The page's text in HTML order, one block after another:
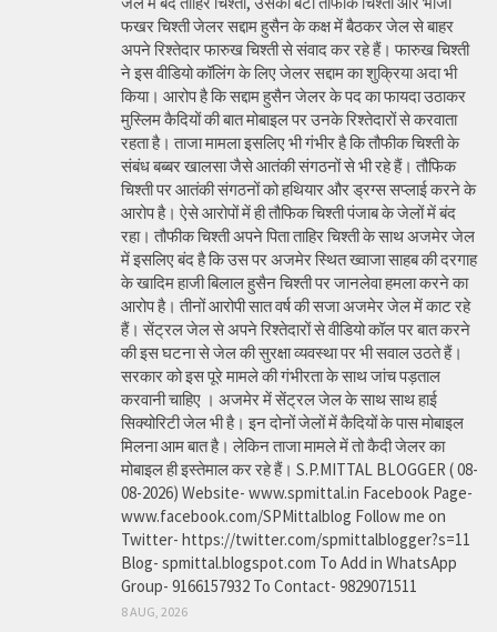
फखर चिश्ती जेलर सद्दाम हुसैन के कक्ष में बैठकर जेल से बाहर
अपने रिश्तेदार फारुख चिश्ती से संवाद कर रहे हैं। फारुख चिश्ती
ने इस वीडियो कॉलिंग के लिए जेलर सद्दाम का शुक्रिया अदा भी
किया। आरोप है कि सद्दाम हुसैन जेलर के पद का फायदा उठाकर
मुस्लिम कैदियों की बात मोबाइल पर उनके रिश्तेदारों से करवाता
रहता है। ताजा मामला इसलिए भी गंभीर है कि तौफीक चिश्ती के
संबंध बब्बर खालसा जैसे आतंकी संगठनों से भी रहे हैं। तौफिक
चिश्ती पर आतंकी संगठनों को हथियार और ड्रग्स सप्लाई करने के
आरोप है। ऐसे आरोपों में ही तौफिक चिश्ती पंजाब के जेलों में बंद
रहा। तौफीक चिश्ती अपने पिता ताहिर चिश्ती के साथ अजमेर जेल
में इसलिए बंद है कि उस पर अजमेर स्थित ख्वाजा साहब की दरगाह
के खादिम हाजी बिलाल हुसैन चिश्ती पर जानलेवा हमला करने का
आरोप है। तीनों आरोपी सात वर्ष की सजा अजमेर जेल में काट रहे
हैं। सेंट्रल जेल से अपने रिश्तेदारों से वीडियो कॉल पर बात करने
की इस घटना से जेल की सुरक्षा व्यवस्था पर भी सवाल उठते हैं।
सरकार को इस पूरे मामले की गंभीरता के साथ जांच पड़ताल
करवानी चाहिए । अजमेर में सेंट्रल जेल के साथ साथ हाई
सिक्योरिटी जेल भी है। इन दोनों जेलों में कैदियों के पास मोबाइल
मिलना आम बात है। लेकिन ताजा मामले में तो कैदी जेलर का
मोबाइल ही इस्तेमाल कर रहे हैं। S.P.MITTAL BLOGGER ( 08-
08-2026) Website- www.spmittal.in Facebook Page-
www.facebook.com/SPMittalblog Follow me on
Twitter- https://twitter.com/spmittalblogger?s=11
Blog- spmittal.blogspot.com To Add in WhatsApp
Group- 9166157932 To Contact- 9829071511
8 AUG, 2026